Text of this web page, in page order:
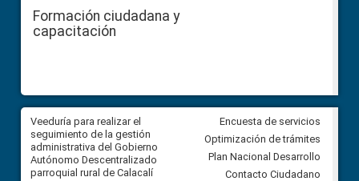
Formación ciudadana y
capacitación
Veeduría para realizar el
seguimiento de la gestión
administrativa del Gobierno
Autónomo Descentralizado
parroquial rural de Calacalí
Veeduría para vigilar los
derivados de la Audiencia
entre el GAD de Ibarra y la
comunidad Urbina, parroquia
Carolina
Encuesta de servicios
Optimización de trámites
Plan Nacional Desarrollo
Contacto Ciudadano